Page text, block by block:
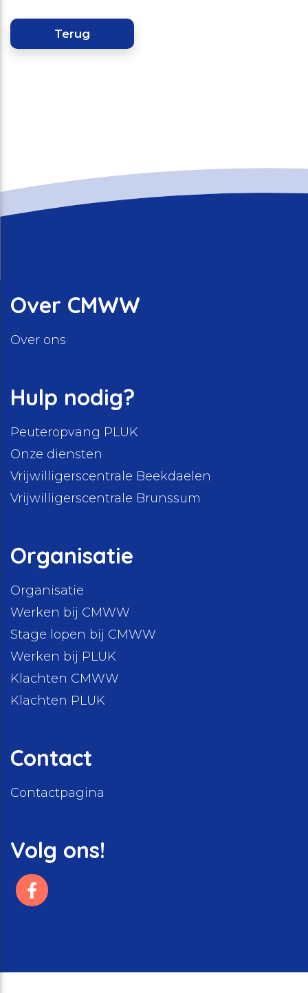
Terug
Over CMWW
Over ons
Hulp nodig?
Peuteropvang PLUK
Onze diensten
Vrijwilligerscentrale Beekdaelen
Vrijwilligerscentrale Brunssum
Organisatie
Organisatie
Werken bij CMWW
Stage lopen bij CMWW
Werken bij PLUK
Klachten CMWW
Klachten PLUK
Contact
Contactpagina
Volg ons!